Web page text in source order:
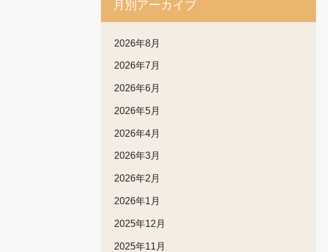
月別アーカイブ
2026年8月
2026年7月
2026年6月
2026年5月
2026年4月
2026年3月
2026年2月
2026年1月
2025年12月
2025年11月